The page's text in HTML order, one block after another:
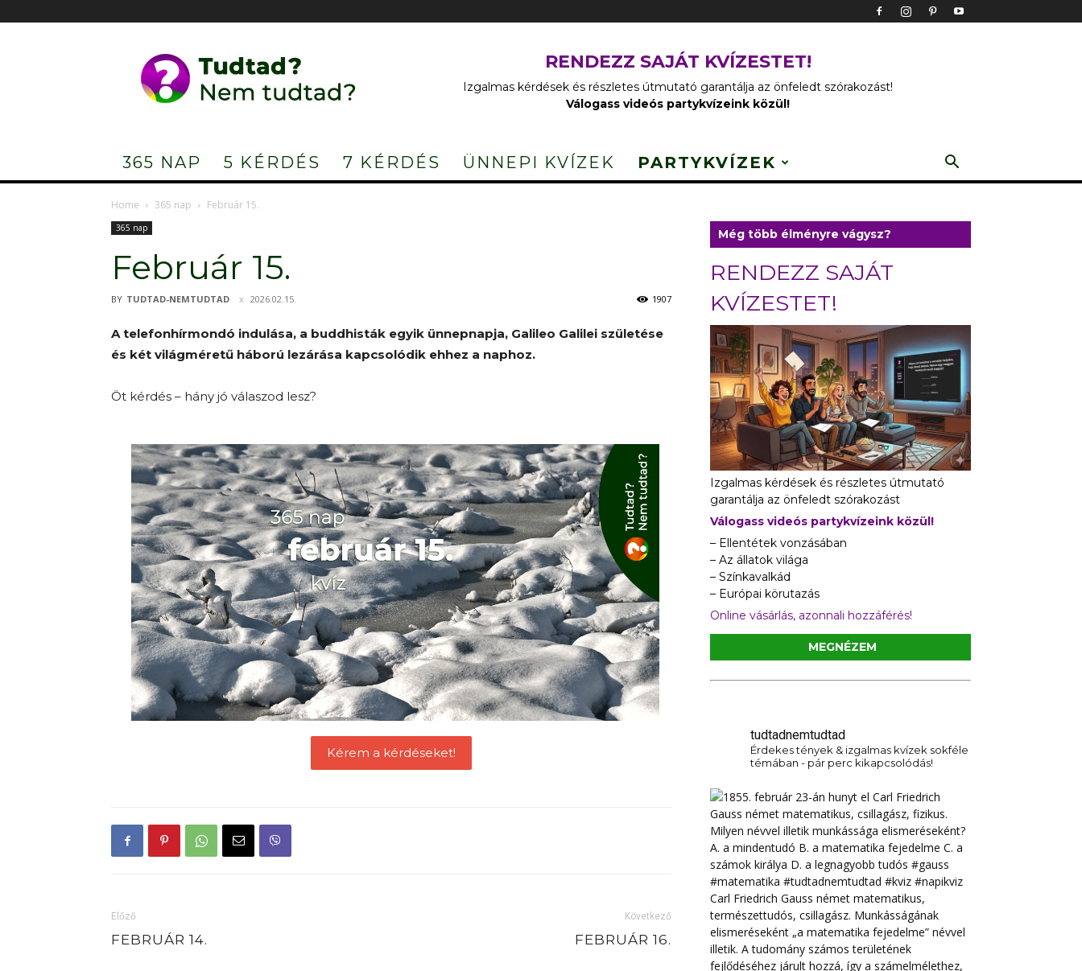
Nem
tudtad?
RENDEZZ SAJÁT KVÍZESTET!
Izgalmas kérdések és részletes útmutató garantálja az önfeledt szórakozást!
Válogass videós partykvízeink közül!
365 NAP 5 KÉRDÉS 7 KÉRDÉS ÜNNEPI KVÍZEK PARTYKVÍZEK
Home 365 nap Február 15.
365 nap
Február 15.
BY TUDTAD-NEMTUDTAD 2026.02.15. 1907
A telefonhírmondó indulása, a buddhisták egyik ünnepnapja, Galileo Galilei születése
és két világméretű háború lezárása kapcsolódik ehhez a naphoz.
Öt kérdés – hány jó válaszod lesz?
Kérem a kérdéseket!
Előző
FEBRUÁR 14.
Következő
FEBRUÁR 16.
Még több élményre vágysz?
RENDEZZ SAJÁT
KVÍZESTET!
Izgalmas kérdések és részletes útmutató
garantálja az önfeledt szórakozást
Válogass videós partykvízeink közül!
– Ellentétek vonzásában
– Az állatok világa
– Színkavalkád
– Európai körutazás
Online vásárlás, azonnali hozzáférés!
MEGNÉZEM
tudtadnemtudtad
Érdekes tények & izgalmas kvízek sokféle
témában - pár perc kikapcsolódás!